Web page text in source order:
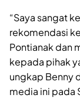
“Saya sangat
rekomendasi
Pontianak dan
kepada pihak
ungkap Benny
media ini pada